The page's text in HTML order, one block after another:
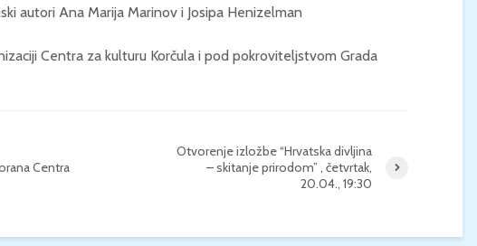
autori Ana Marija Marinov i Josipa Henizelman
Centra za kulturu Korčula i pod pokroviteljstvom Grada
Centra
Otvorenje izložbe “Hrvatska divljina
– skitanje prirodom” , četvrtak,
20.04., 19:30